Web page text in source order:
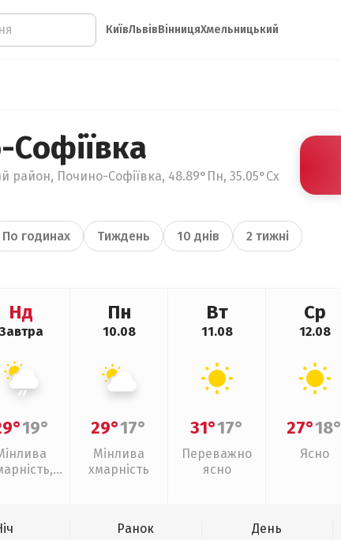
КиївЛьвівВінницяХмельницький
район, Почино-Софіївка, 48.89°Пн, 35.05°Сх
По годинах Тиждень 10 днів 2 тижні
Нд
Завтра
19°
Пн
10.08
29°17°
Мінлива
хмарність
Вт
11.08
31°17°
Переважно
ясно
Ср
12.08
27°18°
Ясно
Ранок День